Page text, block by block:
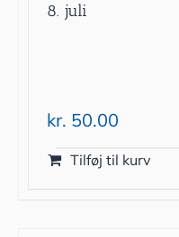
8. juli
kr. 50.00
Tilføj til kurv